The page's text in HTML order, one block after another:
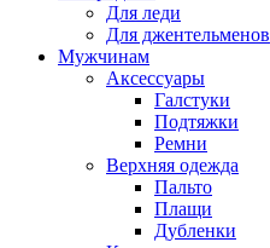
Для леди
Для джентельменов
Мужчинам
Аксессуары
Галстуки
Подтяжки
Ремни
Верхняя одежда
Пальто
Плащи
Дубленки